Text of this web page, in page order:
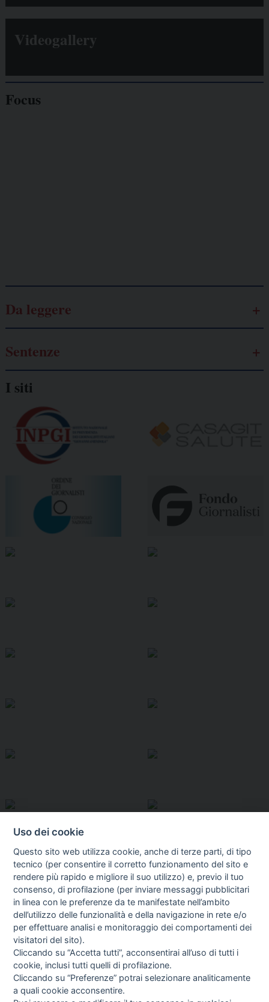
Videogallery
Focus
Da leggere
Sentenze
I siti
I libri Vedi tutti
Uso dei cookie
Questo sito web utilizza cookie, anche di terze parti, di tipo
tecnico (per consentire il corretto funzionamento del sito e
rendere più rapido e migliore il suo utilizzo) e, previo il tuo
consenso, di profilazione (per inviare messaggi pubblicitari
in linea con le preferenze da te manifestate nell’ambito
dell’utilizzo delle funzionalità e della navigazione in rete e/o
per effettuare analisi e monitoraggio dei comportamenti dei
visitatori del sito).
Cliccando su “Accetta tutti”, acconsentirai all’uso di tutti i
cookie, inclusi tutti quelli di profilazione.
Cliccando su “Preferenze” potrai selezionare analiticamente
a quali cookie acconsentire.